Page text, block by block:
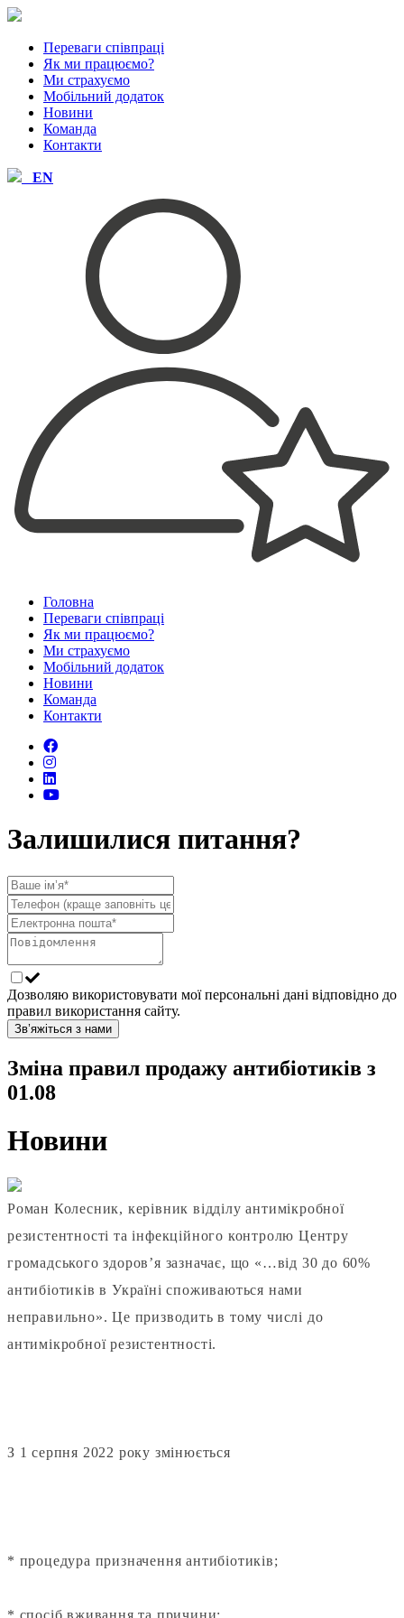
Переваги співпраці
Як ми працюємо?
Ми страхуємо
Мобiльний додаток
Новини
Команда
Контакти
EN
Головна
Переваги співпраці
Як ми працюємо?
Ми страхуємо
Мобiльний додаток
Новини
Команда
Контакти
Залишилися питання?
Дозволяю використовувати мої персональні дані відповідно до
правил використання сайту.
Зв’яжіться з нами
Зміна правил продажу антибіотиків з
01.08
Новини
Роман Колесник, керівник відділу антимікробної
резистентності та інфекційного контролю Центру
громадського здоров’я зазначає, що «…від 30 до 60%
антибіотиків в Україні споживаються нами
неправильно». Це призводить в тому числі до
антимікробної резистентності.
З 1 серпня 2022 року змінюється
* процедура призначення антибіотиків;
* спосіб вживання та причини;